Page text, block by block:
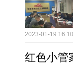
2023-01-19
红色小管